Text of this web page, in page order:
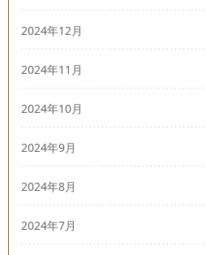
2024年12月
2024年11月
2024年10月
2024年9月
2024年8月
2024年7月